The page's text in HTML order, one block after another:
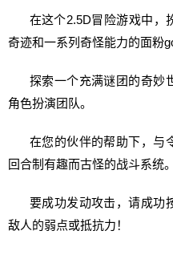
在这个2.5D冒险游戏中，
奇迹和一系列奇怪能力的面粉go
探索一个充满谜团的奇妙
角色扮演团队。
在您的伙伴的帮助下，与
回合制有趣而古怪的战斗系统。
要成功发动攻击，请成功
敌人的弱点或抵抗力！